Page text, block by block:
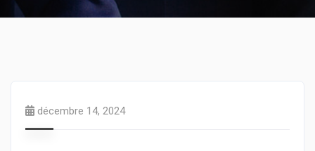
décembre 14, 2024